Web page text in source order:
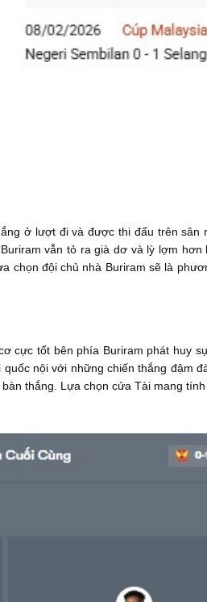
ở lượt đi và được thi đấu trên sân
vẫn tỏ ra già dơ và lỳ lợm
chọn đội chủ nhà Buriram sẽ là
cực tốt bên phía Buriram phát huy
nội với những chiến thắng đậm
thắng. Lựa chọn cửa Tài mang tính